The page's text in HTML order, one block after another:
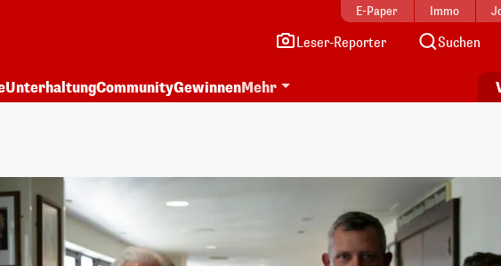
E-Paper Immo
Leser-Reporter Suchen
UnterhaltungCommunityGewinnenMehr